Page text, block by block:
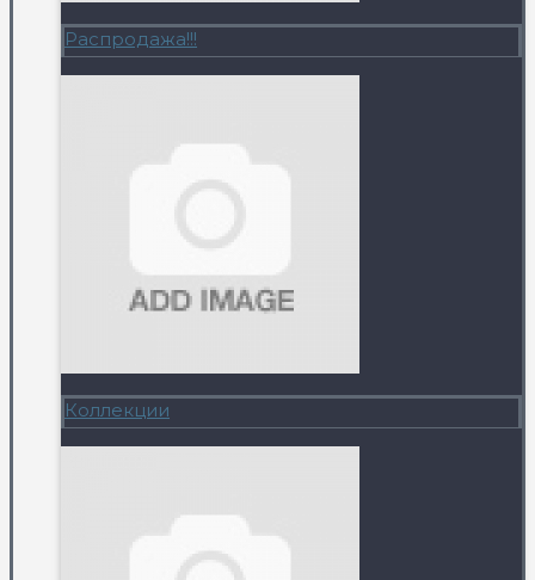
Распродажа!!!
Коллекции